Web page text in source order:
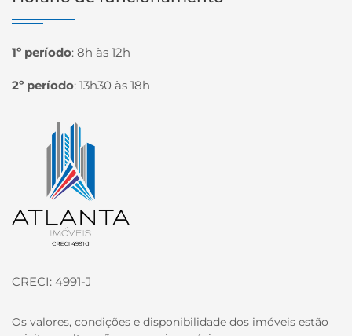
1º período: 8h às 12h
2º período: 13h30 às 18h
Página inicial
CRECI: 4991-J
Os valores, condições e disponibilidade dos imóveis estão